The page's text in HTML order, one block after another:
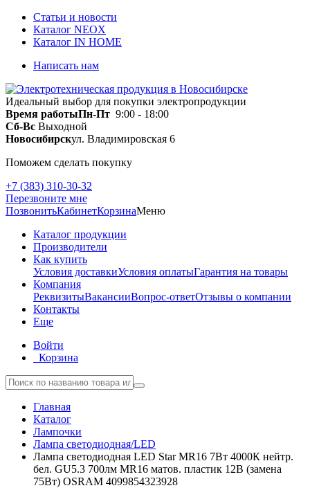
Статьи и новости
Каталог NEOX
Каталог IN HOME
Написать нам
Идеальный выбор для покупки электропродукции
Время работыПн-Пт 9:00 - 18:00
Сб-Вс Выходной
Новосибирскул. Владимировская 6
Поможем сделать покупку
+7 (383) 310-30-32
Перезвоните мне
ПозвонитьКабинетКорзинаМеню
Каталог продукции
Производители
Как купить
Условия доставкиУсловия оплатыГарантия на товары
Компания
РеквизитыВакансииВопрос-ответОтзывы о компании
Контакты
Еще
Войти
Корзина
Главная
Каталог
Лампочки
Лампа светодиодная/LED
Лампа светодиодная LED Star MR16 7Вт 4000К нейтр.
бел. GU5.3 700лм MR16 матов. пластик 12В (замена
75Вт) OSRAM 4099854323928